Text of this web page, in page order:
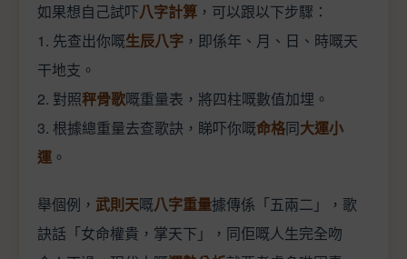
如果想自己試吓八字計算 ，可以跟以下步驟：
1. 先查出你嘅生辰八字 ，即係年、月、日、時嘅天
干地支。
2. 對照秤骨歌嘅重量表，將四柱嘅數值加埋。
3. 根據總重量去查歌訣，睇吓你嘅命格同大運小
運 。
舉個例， 武則天嘅八字重量據傳係「五兩二」，歌
訣話「女命權貴，掌天下」，同佢嘅人生完全吻